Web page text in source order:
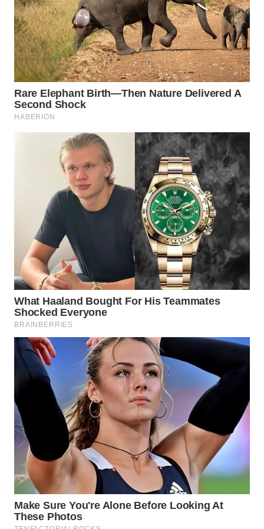
WAHANA
LISTRIK
WAHANA
TRAVEL
WAHANA
WAHANANEWS
WAHANANEWS
CO ID
WAHANANEWS
NET
WAHANA
SPORT
UMKM
WAHANA
SELEB
PERSONA
WAHANA
OTOMOTIF
WAHANA
HEALTH